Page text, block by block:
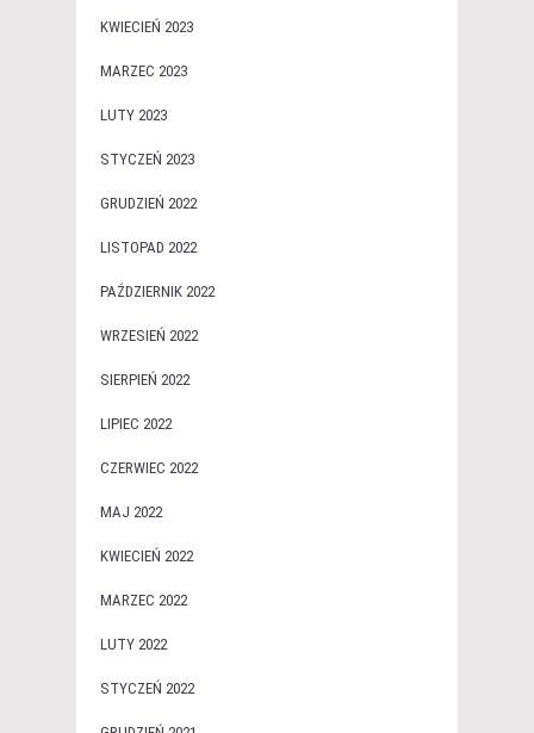
KWIECIEŃ 2023
MARZEC 2023
LUTY 2023
STYCZEŃ 2023
GRUDZIEŃ 2022
LISTOPAD 2022
PAŹDZIERNIK 2022
WRZESIEŃ 2022
SIERPIEŃ 2022
LIPIEC 2022
CZERWIEC 2022
MAJ 2022
KWIECIEŃ 2022
MARZEC 2022
LUTY 2022
STYCZEŃ 2022